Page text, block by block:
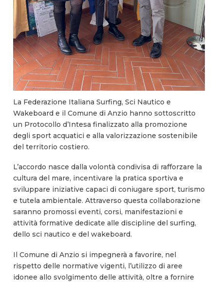
La Federazione Italiana Surfing, Sci Nautico e
Wakeboard e il Comune di Anzio hanno sottoscritto
un Protocollo d’Intesa finalizzato alla promozione
degli sport acquatici e alla valorizzazione sostenibile
del territorio costiero.
L’accordo nasce dalla volontà condivisa di rafforzare la
cultura del mare, incentivare la pratica sportiva e
sviluppare iniziative capaci di coniugare sport, turismo
e tutela ambientale. Attraverso questa collaborazione
saranno promossi eventi, corsi, manifestazioni e
attività formative dedicate alle discipline del surfing,
dello sci nautico e del wakeboard.
Il Comune di Anzio si impegnerà a favorire, nel
rispetto delle normative vigenti, l’utilizzo di aree
idonee allo svolgimento delle attività, oltre a fornire